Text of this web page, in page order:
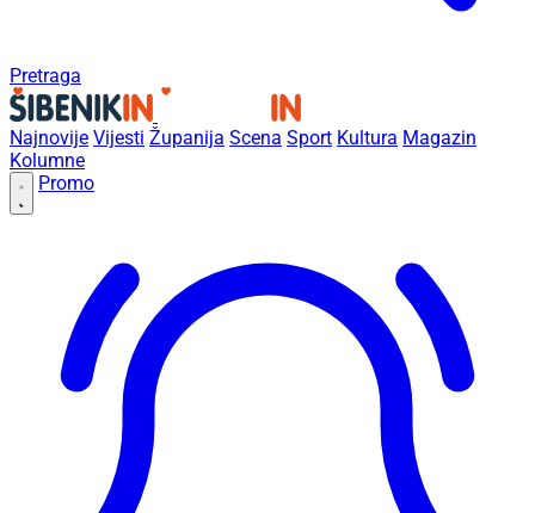
Pretraga
Najnovije Vijesti Županija Scena Sport Kultura Magazin
Kolumne
Promo